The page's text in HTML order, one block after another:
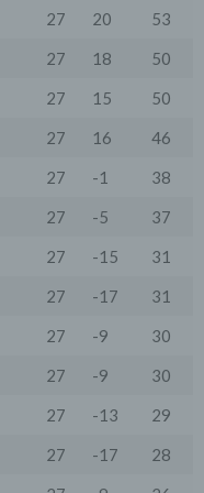
27 20
53
27 18
50
27 15
50
27 16
46
27 -1
38
27 -5
37
27 -15
31
27 -17
31
27 -9
30
27 -9
30
27 -13
29
27 -17
28
von Daten in
der Nutzer
eine gesetzlich
gewährleisten.
Daten
neben den
Zwecke auf
Dienste-, Service-
Kundendienstes
notwendig ist (z.B.
um unsere
den Nutzern
Lieferanten).
Kontaktformular